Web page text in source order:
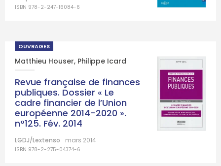
ISBN 978-2-247-16084-6
OUVRAGES
Matthieu Houser, Philippe Icard
Revue française de finances
publiques. Dossier « Le
cadre financier de l’Union
européenne 2014-2020 ».
n°125. Fév. 2014
LGDJ/Lextenso mars 2014
ISBN 978-2-275-04374-6